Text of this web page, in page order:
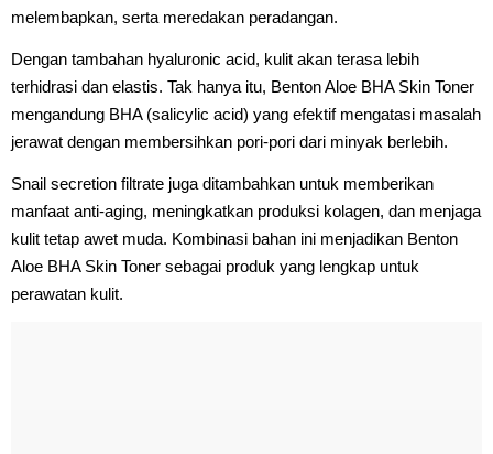
melembapkan, serta meredakan peradangan.
Dengan tambahan hyaluronic acid, kulit akan terasa lebih
terhidrasi dan elastis. Tak hanya itu, Benton Aloe BHA Skin Toner
mengandung BHA (salicylic acid) yang efektif mengatasi masalah
jerawat dengan membersihkan pori-pori dari minyak berlebih.
Snail secretion filtrate juga ditambahkan untuk memberikan
manfaat anti-aging, meningkatkan produksi kolagen, dan menjaga
kulit tetap awet muda. Kombinasi bahan ini menjadikan Benton
Aloe BHA Skin Toner sebagai produk yang lengkap untuk
perawatan kulit.